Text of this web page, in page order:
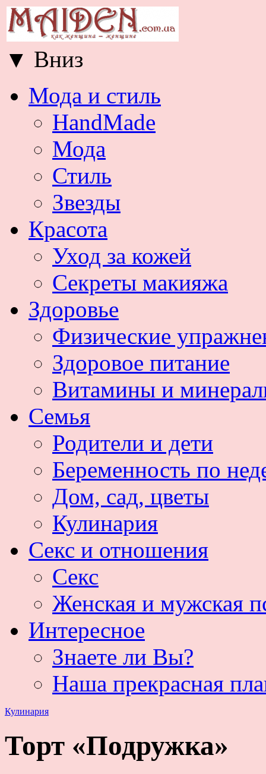
▼ Вниз
Мода и стиль
HandMade
Мода
Стиль
Звезды
Красота
Уход за кожей
Секреты макияжа
Здоровье
Физические
Здоровое питание
Витамины и
Семья
Родители и дети
Беременность по
Дом, сад, цветы
Кулинария
Секс и отношения
Секс
Женская и мужская
Интересное
Знаете ли Вы?
Наша прекрасная
Кулинария
Торт «Подружка»